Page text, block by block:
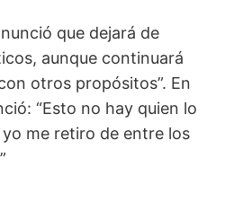
que dejará de
aunque continuará
otros propósitos”. En
“Esto no hay quien lo
me retiro de entre los